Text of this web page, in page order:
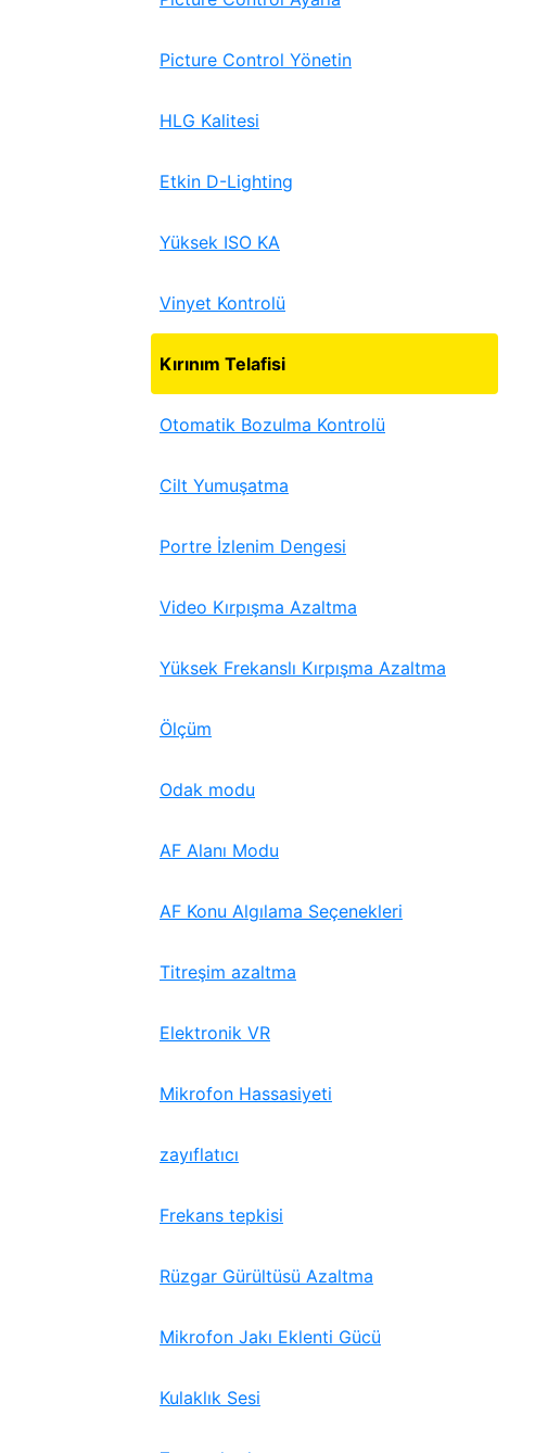
Picture Control Yönetin
HLG Kalitesi
Etkin D-Lighting
Yüksek ISO KA
Vinyet Kontrolü
Kırınım Telafisi
Otomatik Bozulma Kontrolü
Cilt Yumuşatma
Portre İzlenim Dengesi
Video Kırpışma Azaltma
Yüksek Frekanslı Kırpışma Azaltma
Ölçüm
Odak modu
AF Alanı Modu
AF Konu Algılama Seçenekleri
Titreşim azaltma
Elektronik VR
Mikrofon Hassasiyeti
zayıflatıcı
Frekans tepkisi
Rüzgar Gürültüsü Azaltma
Mikrofon Jakı Eklenti Gücü
Kulaklık Sesi